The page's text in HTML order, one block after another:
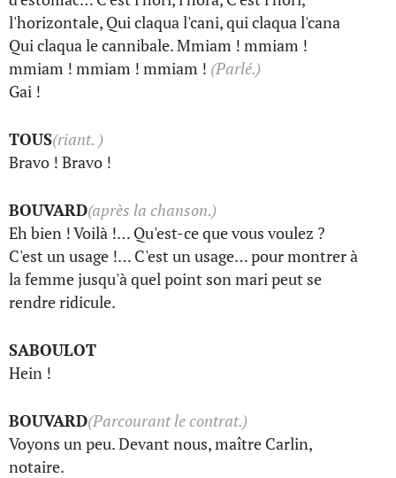
l'horizontale, Qui claqua l'cani, qui claqua l'cana
Qui claqua le cannibale. Mmiam ! mmiam !
mmiam ! mmiam ! mmiam ! (Parlé.)
Gai !
TOUS(riant. )
Bravo ! Bravo !
BOUVARD(après la chanson.)
Eh bien ! Voilà !… Qu'est-ce que vous voulez ?
C'est un usage !… C'est un usage… pour montrer à
la femme jusqu'à quel point son mari peut se
rendre ridicule.
SABOULOT
Hein !
BOUVARD(Parcourant le contrat.)
Voyons un peu. Devant nous, maître Carlin,
notaire.